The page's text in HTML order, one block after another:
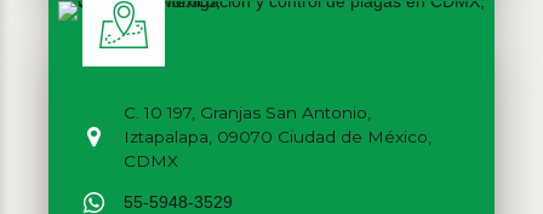
C. 10 197, Granjas San Antonio,
Iztapalapa, 09070 Ciudad de México,
CDMX
55-5948-3529